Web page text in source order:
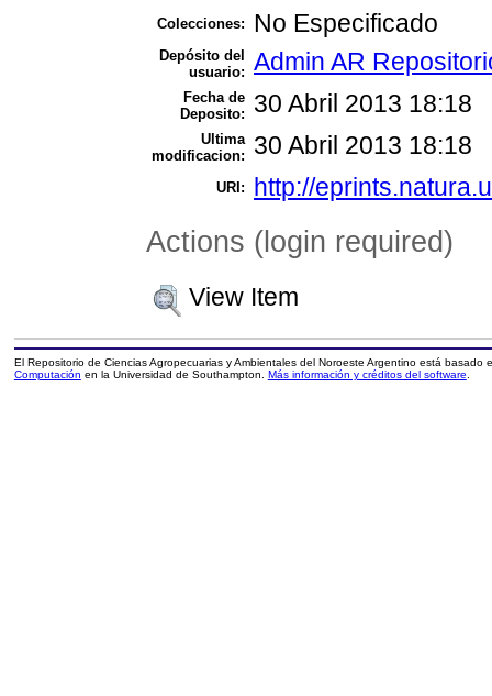
Colecciones: No Especificado
Depósito del
usuario: Admin AR
Fecha de
Deposito:
30 Abril 2013 18:18
Ultima
modificacion:
30 Abril 2013 18:18
URI: http://
Actions (login required)
View Item
El Repositorio de Ciencias Agropecuarias y Ambientales del Noroeste Argentino está basado
Computación en la Universidad de Southampton. Más información y créditos del software